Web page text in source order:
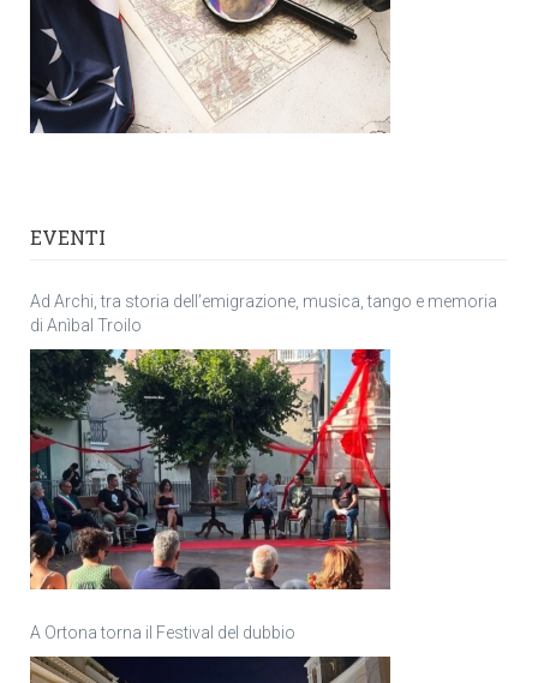
EVENTI
Ad Archi, tra storia dell’emigrazione, musica, tango e memoria
di Anìbal Troilo
A Ortona torna il Festival del dubbio